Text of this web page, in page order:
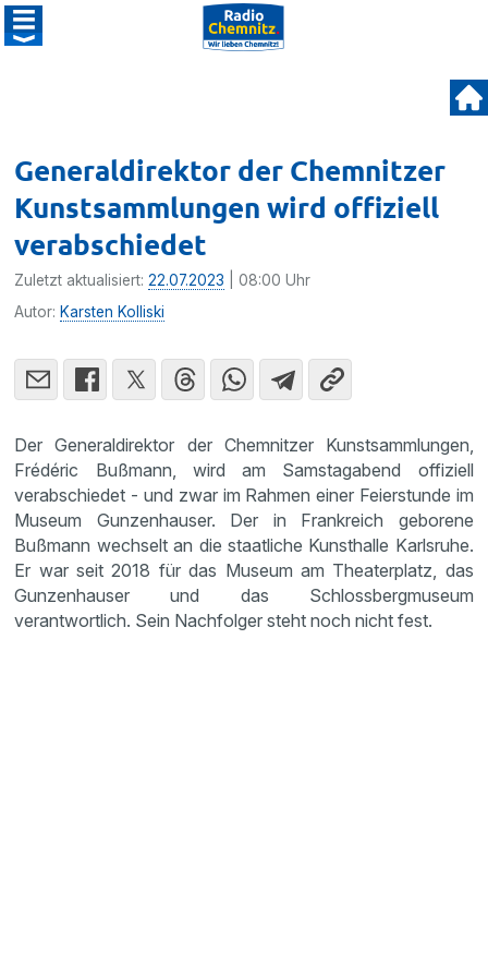
Generaldirektor der Chemnitzer
Kunstsammlungen wird offiziell
verabschiedet
Zuletzt aktualisiert:22.07.2023 | 08:00 Uhr
Autor: Karsten Kolliski
Der Generaldirektor der Chemnitzer Kunstsammlungen,
Frédéric Bußmann, wird am Samstagabend offiziell
verabschiedet - und zwar im Rahmen einer Feierstunde im
Museum Gunzenhauser. Der in Frankreich geborene
Bußmann wechselt an die staatliche Kunsthalle Karlsruhe.
Er war seit 2018 für das Museum am Theaterplatz, das
Gunzenhauser und das Schlossbergmuseum
verantwortlich. Sein Nachfolger steht noch nicht fest.